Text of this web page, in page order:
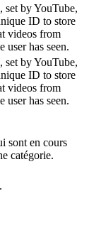
set by YouTube,
ID to store
videos from
user has seen.
set by YouTube,
ID to store
videos from
user has seen.
sont en cours
catégorie.